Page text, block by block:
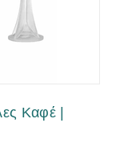
Kαφέ |